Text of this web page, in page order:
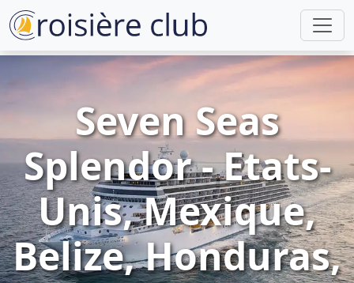
Seven Seas
Splendor - Etats-
Unis, Mexique,
Belize, Honduras,